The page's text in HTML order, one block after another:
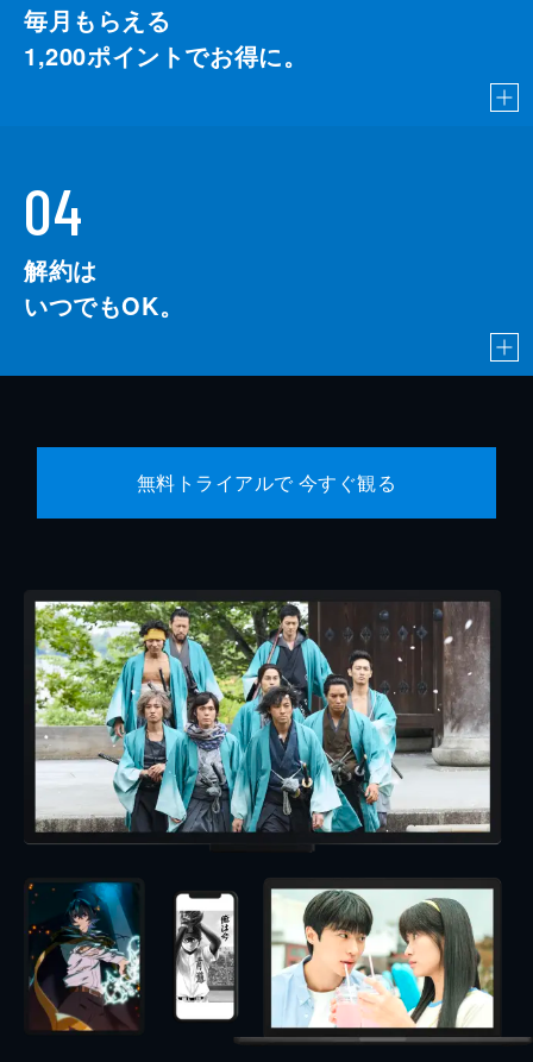
毎月もらえる
1,200ポイントでお得に。
04
解約は
いつでもOK。
無料トライアルで 今すぐ観る